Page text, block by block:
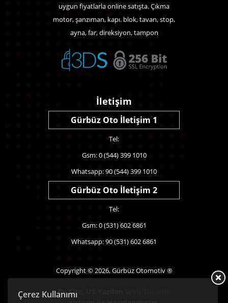
Çerez Kullanımı
uygun fiyatlarla online satışta. Çıkma
motor, şanzıman, kapı. blok, tavan, stop,
ayna, far, direksiyon, tampon
İletişim
Gürbüz Oto İletişim 1
Tel:
Gsm: 0 (544) 399 1010
Whatsapp: 90 (544) 399 1010
Gürbüz Oto İletişim 2
Tel:
Gsm: 0 (531) 602 6861
Whatsapp: 90 (531) 602 6861
Copyright © 2026, Gürbüz Otomotiv ®
Bu Site,